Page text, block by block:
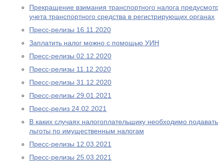
Прекращение взимания транспортного налога
учета транспортного средства в регистрирующих органах
Пресс-релизы 16.11.2020
Заплатить налог можно с помощью УИН
Пресс-релизы 02.12.2020
Пресс-релизы 11.12.2020
Пресс-релизы 31.12.2020
Пресс-релизы 29.01.2021
Пресс-релиз 24.02.2021
В каких случаях налогоплательщику необходимо
льготы по имущественным налогам
Пресс-релизы 12.03.2021
Пресс-релизы 25.03.2021